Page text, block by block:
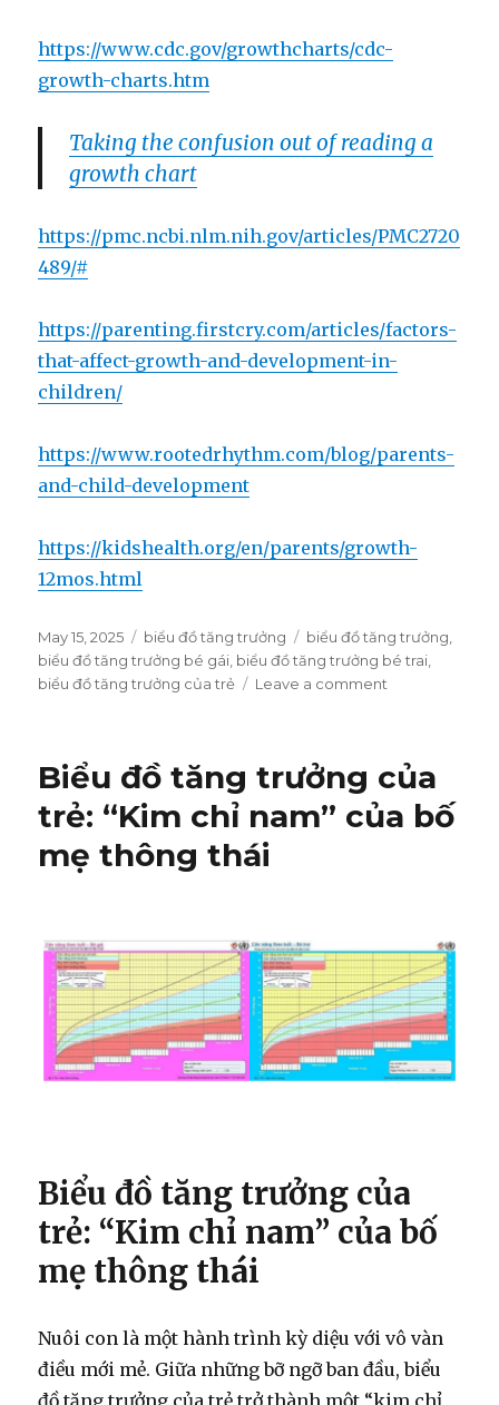
https://www.cdc.gov/growthcharts/cdc-
growth-charts.htm
Taking the confusion out of reading a
growth chart
https://pmc.ncbi.nlm.nih.gov/articles/PMC2720
489/#
https://parenting.firstcry.com/articles/factors-
that-affect-growth-and-development-in-
children/
https://www.rootedrhythm.com/blog/parents-
and-child-development
https://kidshealth.org/en/parents/growth-
12mos.html
Posted
on
May 15, 2025 Categories
biểu đồ tăng trưởng Tags
biểu đồ tăng trưởng
biểu đồ tăng trưởng bé gái biểu đồ tăng trưởng bé trai
biểu đồ tăng trưởng của trẻ
Leave a comment
trưởng
của
trẻ:
ba
mẹ
Biểu đồ tăng trưởng của
trẻ: “Kim chỉ nam” của bố
mẹ thông thái
Biểu đồ tăng trưởng của
trẻ: “Kim chỉ nam” của bố
mẹ thông thái
Nuôi con là một hành trình kỳ diệu với vô vàn
điều mới mẻ. Giữa những bỡ ngỡ ban đầu, biểu